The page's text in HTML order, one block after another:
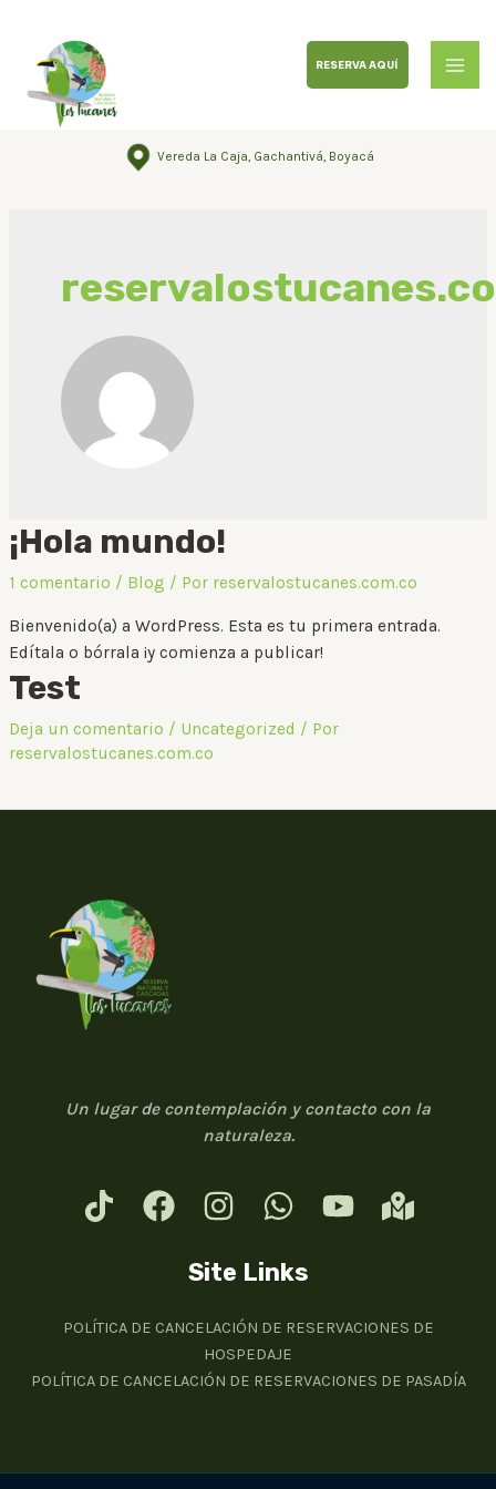
RESERVA AQUÍ
Vereda La Caja, Gachantivá, Boyacá
¡Hola mundo!
1 comentario / Blog / Por reservalostucanes.com.co
Bienvenido(a) a WordPress. Esta es tu primera entrada.
Edítala o bórrala ¡y comienza a publicar!
Test
Deja un comentario / Uncategorized / Por
reservalostucanes.com.co
Un lugar de contemplación y contacto con la
naturaleza.
Site Links
POLÍTICA DE CANCELACIÓN DE RESERVACIONES DE
HOSPEDAJE
POLÍTICA DE CANCELACIÓN DE RESERVACIONES DE PASADÍA